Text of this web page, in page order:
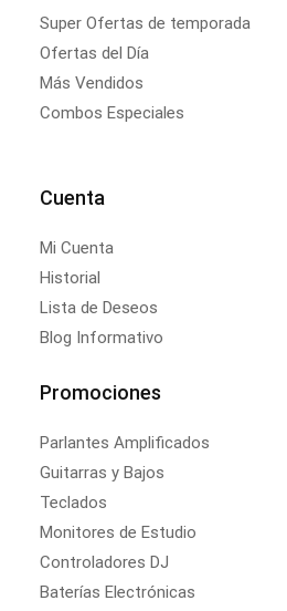
Super Ofertas de temporada
Ofertas del Día
Más Vendidos
Combos Especiales
Cuenta
Mi Cuenta
Historial
Lista de Deseos
Blog Informativo
Promociones
Parlantes Amplificados
Guitarras y Bajos
Teclados
Monitores de Estudio
Controladores DJ
Baterías Electrónicas